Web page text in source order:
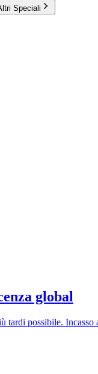
Speciali
global
tardi possibile.